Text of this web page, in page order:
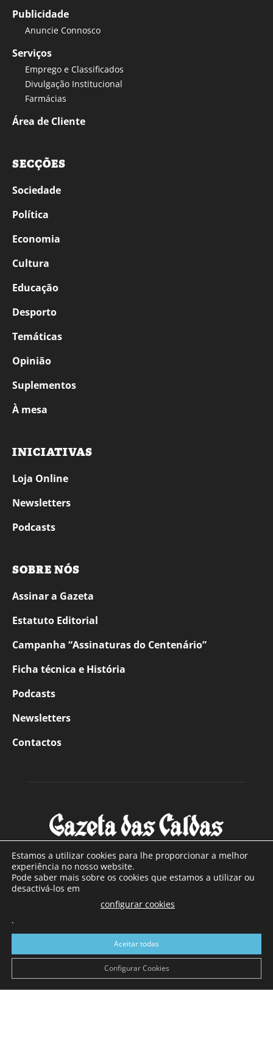
Publicidade
Anuncie Connosco
Serviços
Emprego e Classificados
Divulgação Institucional
Farmácias
Área de Cliente
SECÇÕES
Sociedade
Política
Economia
Cultura
Educação
Desporto
Temáticas
Opinião
Suplementos
À mesa
INICIATIVAS
Loja Online
Newsletters
Podcasts
SOBRE NÓS
Assinar a Gazeta
Estatuto Editorial
Campanha “Assinaturas do Centenário”
Ficha técnica e História
Podcasts
Newsletters
Contactos
SOBRE NÓS
Com sede nas Caldas da Rainha e mais de 90 anos de
a sul de distrito de Leiria, com mais de 40.000 leitores por
toda a região Oeste. Jornal com distribuição em Portugal
Continental e assinatura online.
Estamos a utilizar cookies para lhe proporcionar a melhor
experiência no nosso website.
Pode saber mais sobre os cookies que estamos a utilizar ou
desactivá-los em
configurar cookies
.
Aceitar todas
Configurar Cookies